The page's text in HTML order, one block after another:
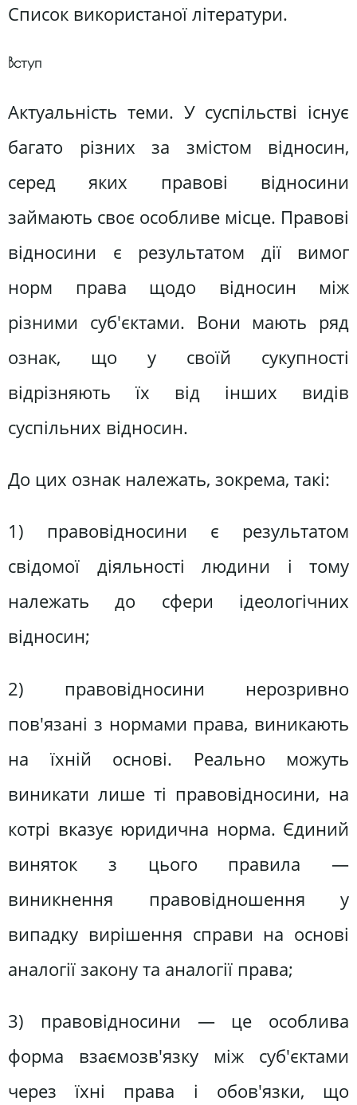
Список використаної літератури.
Вступ
Актуальність теми. У суспільстві існує
багато різних за змістом відносин,
серед яких правові відносини
займають своє особливе місце. Правові
відносини є результатом дії вимог
норм права щодо відносин між
різними суб'єктами. Вони мають ряд
ознак, що у своїй сукупності
відрізняють їх від інших видів
суспільних відносин.
До цих ознак належать, зокрема, такі:
1) правовідносини є результатом
свідомої діяльності людини і тому
належать до сфери ідеологічних
відносин;
2) правовідносини нерозривно
пов'язані з нормами права, виникають
на їхній основі. Реально можуть
виникати лише ті правовідносини, на
котрі вказує юридична норма. Єдиний
виняток з цього правила —
виникнення правовідношення у
випадку вирішення справи на основі
аналогії закону та аналогії права;
3) правовідносини — це особлива
форма взаємозв'язку між суб'єктами
через їхні права і обов'язки, що